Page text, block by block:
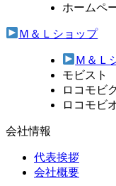
ホームペ
Ｍ＆Ｌショップ
Ｍ＆Ｌ
モビスト
ロコモビ
ロコモビ
会社情報
代表挨拶
会社概要